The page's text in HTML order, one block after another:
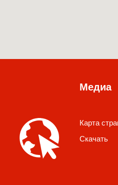
Медиа
Карта
Скачать